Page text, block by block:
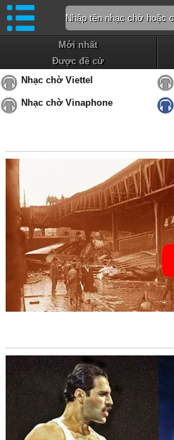
Mới nhất
Được đề cử
Nhạc chờ Viettel
Nhạc chờ Vinaphone